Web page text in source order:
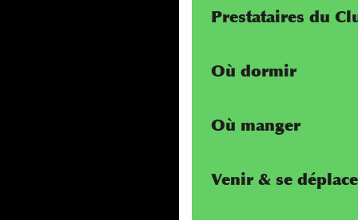
Prestataires du
Où dormir
Où manger
Venir & se